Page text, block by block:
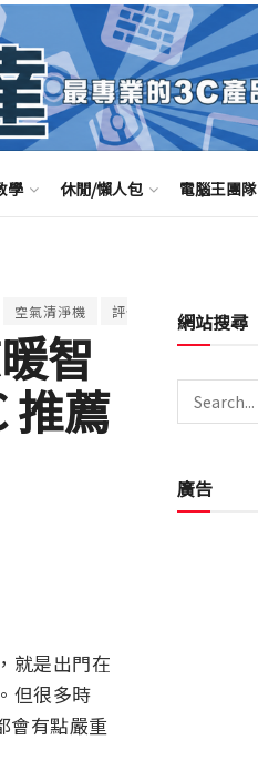
學 休閒/懶人包 電腦王團隊
空氣清淨機 評價 評測 開箱
智
推薦
就是出門在
但很多時
會有點嚴重
網站搜尋
廣告